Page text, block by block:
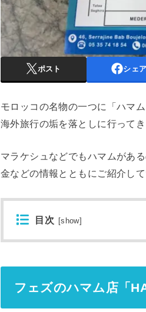
ポスト シェア
モロッコの名物の一つに「ハマ
海外旅行の垢を落としに行ってき
マラケシュなどでもハマムがあ
金などの情報とともにご紹介して
目次 [show]
フェズのハマム店「